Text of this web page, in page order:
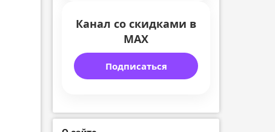
Канал со скидками в
MAX
Подписаться